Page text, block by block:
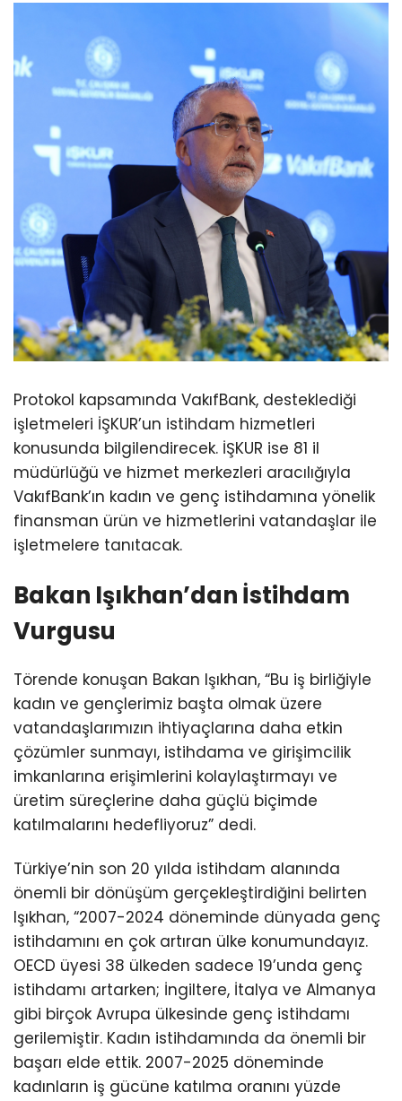
Protokol kapsamında VakıfBank, desteklediği
işletmeleri İŞKUR’un istihdam hizmetleri
konusunda bilgilendirecek. İŞKUR ise 81 il
müdürlüğü ve hizmet merkezleri aracılığıyla
VakıfBank’ın kadın ve genç istihdamına yönelik
finansman ürün ve hizmetlerini vatandaşlar ile
işletmelere tanıtacak.
Bakan Işıkhan’dan İstihdam
Vurgusu
Törende konuşan Bakan Işıkhan, “Bu iş birliğiyle
kadın ve gençlerimiz başta olmak üzere
vatandaşlarımızın ihtiyaçlarına daha etkin
çözümler sunmayı, istihdama ve girişimcilik
imkanlarına erişimlerini kolaylaştırmayı ve
üretim süreçlerine daha güçlü biçimde
katılmalarını hedefliyoruz” dedi.
Türkiye’nin son 20 yılda istihdam alanında
önemli bir dönüşüm gerçekleştirdiğini belirten
Işıkhan, “2007-2024 döneminde dünyada genç
istihdamını en çok artıran ülke konumundayız.
OECD üyesi 38 ülkeden sadece 19’unda genç
istihdamı artarken; İngiltere, İtalya ve Almanya
gibi birçok Avrupa ülkesinde genç istihdamı
gerilemiştir. Kadın istihdamında da önemli bir
başarı elde ettik. 2007-2025 döneminde
kadınların iş gücüne katılma oranını yüzde